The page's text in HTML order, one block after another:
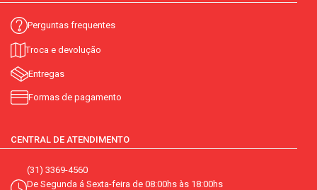
Perguntas frequentes
Troca e devolução
Entregas
Formas de pagamento
CENTRAL DE ATENDIMENTO
(31) 3369-4560
De Segunda á Sexta-feira de 08:00hs às 18:00hs